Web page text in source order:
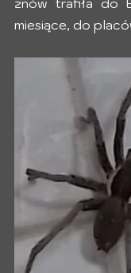
miesiące, do